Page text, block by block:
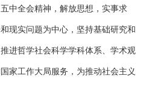
中全会精神，解放思想，实事求
现实问题为中心，坚持基础研究和
进哲学社会科学学科体系、学术观
家工作大局服务，为推动社会主义